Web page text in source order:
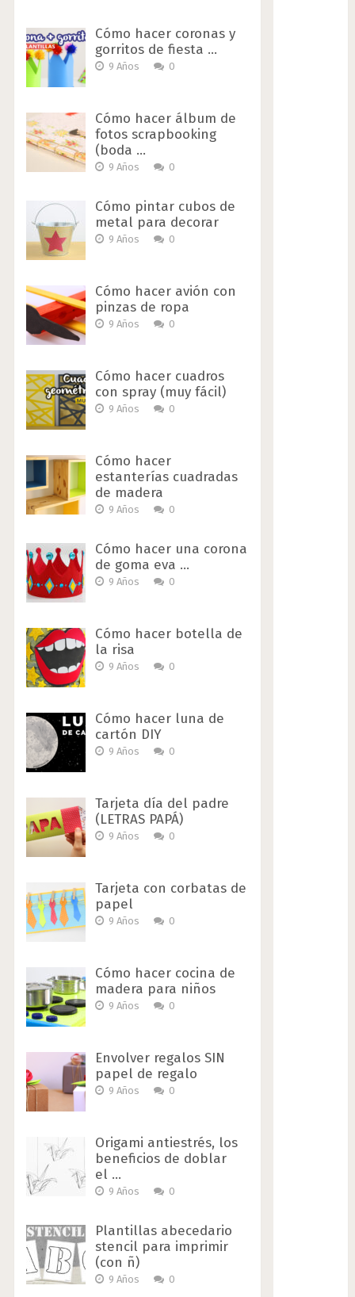
Cómo hacer coronas y
gorritos de fiesta …
9 Años 0
Cómo hacer álbum de
fotos scrapbooking
(boda …
9 Años 0
Cómo pintar cubos de
metal para decorar
9 Años 0
Cómo hacer avión con
pinzas de ropa
9 Años 0
Cómo hacer cuadros
con spray (muy fácil)
9 Años 0
Cómo hacer
estanterías cuadradas
de madera
9 Años 0
Cómo hacer una corona
de goma eva …
9 Años 0
Cómo hacer botella de
la risa
9 Años 0
Cómo hacer luna de
cartón DIY
9 Años 0
Tarjeta día del padre
(LETRAS PAPÁ)
9 Años 0
Tarjeta con corbatas de
papel
9 Años 0
Cómo hacer cocina de
madera para niños
9 Años 0
Envolver regalos SIN
papel de regalo
9 Años 0
Origami antiestrés, los
beneficios de doblar
el …
9 Años 0
Plantillas abecedario
stencil para imprimir
(con ñ)
9 Años 0